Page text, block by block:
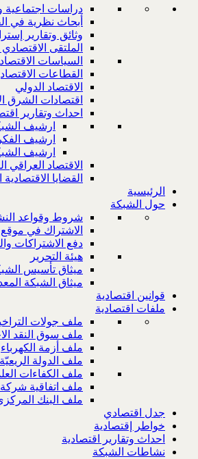
دراسات اجتماعية
أبحاث نظرية في
وثائق وتقارير
الملتقى
السياسات
القطاعات
الاقتصاد الدولي
اقتصادات الشرق
احداث وتقارير
ارشيف
ارشيف
ارشيف
الاقتصاد العراقي
القضايا
الرئيسية
حول الشبكة
شروط وقواعد
الاشتراك في
دفع الاشتراكات
هيئة التحرير
ميثاق تأسيس
ميثاق الشبكة
قوانين اقتصادية
ملفات اقتصادية
ملف جولات
ملف سوق النقد
ملف أزمة الكهرباء
ملف الدولة الريعيّة
ملف الكفاءات
ملف اتفاقية
ملف البنك
جدل اقتصادي
خواطر إقتصادية
احداث وتقارير اقتصادية
نشاطات الشبكة